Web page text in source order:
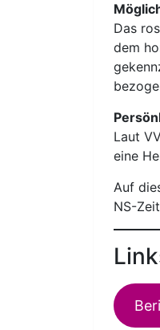
Das
dem
Laut
eine
Auf
NS-